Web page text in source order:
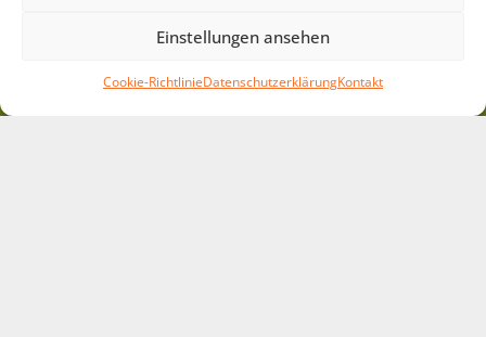
Einstellungen ansehen
Cookie-RichtlinieDatenschutzerklärungKontakt